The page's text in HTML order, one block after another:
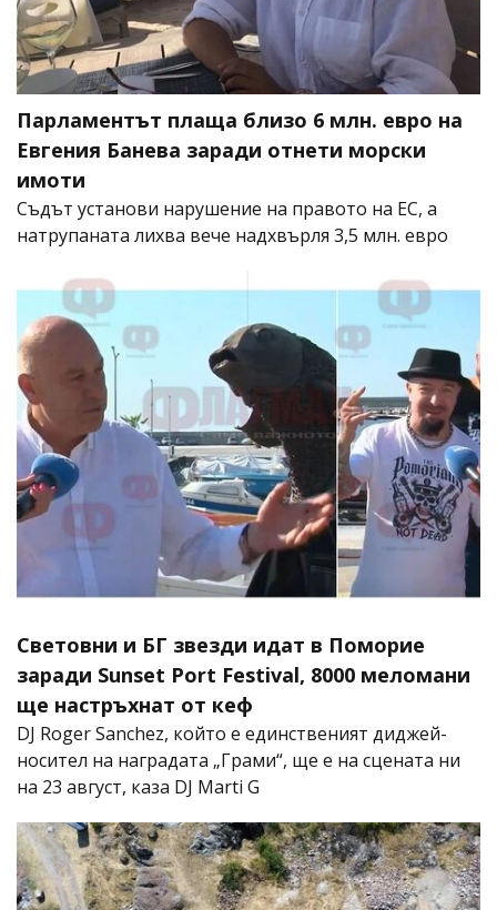
Парламентът плаща близо 6 млн. евро на
Евгения Банева заради отнети морски
имоти
Съдът установи нарушение на правото на ЕС, а
натрупаната лихва вече надхвърля 3,5 млн. евро
Световни и БГ звезди идат в Поморие
заради Sunset Port Festival, 8000 меломани
ще настръхнат от кеф
DJ Roger Sanchez, който е единственият диджей-
носител на наградата „Грами“, ще е на сцената ни
на 23 август, каза DJ Marti G